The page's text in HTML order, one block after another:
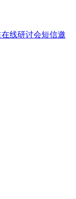
线研讨会短信邀